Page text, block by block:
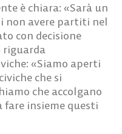
è chiara: «Sarà un
non avere partiti nel
con decisione
riguarda
«Siamo aperti
che si
che accolgano
insieme questi